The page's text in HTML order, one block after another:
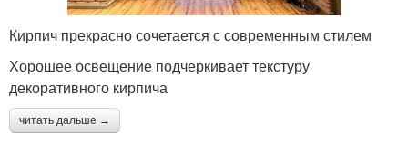
Кирпич прекрасно сочетается с современным стилем
Хорошее освещение подчеркивает текстуру
декоративного кирпича
читать дальше →